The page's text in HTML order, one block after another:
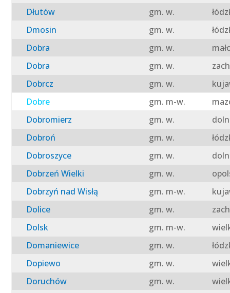
Dłutów
gm. w.
Dmosin
gm. w.
Dobra
gm. w.
Dobra
gm. w.
Dobrcz
gm. w.
Dobre
gm. m-w.
Dobromierz
gm. w.
Dobroń
gm. w.
Dobroszyce
gm. w.
Dobrzeń Wielki
gm. w.
Dobrzyń nad Wisłą
gm. m-w.
Dolice
gm. w.
Dolsk
gm. m-w.
Domaniewice
gm. w.
Dopiewo
gm. w.
Doruchów
gm. w.